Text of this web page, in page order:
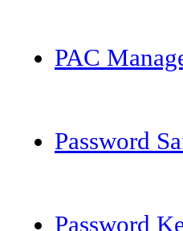
PAC
Password
Password